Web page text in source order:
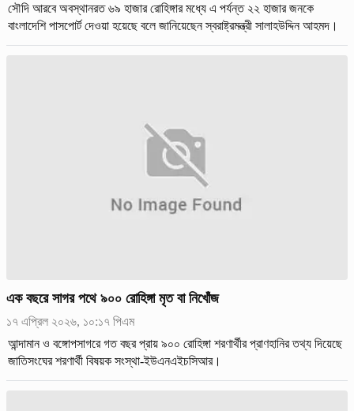
সৌদি আরবে অবস্থানরত ৬৯ হাজার রোহিঙ্গার মধ্যে এ পর্যন্ত ২২ হাজার জনকে
বাংলাদেশি পাসপোর্ট দেওয়া হয়েছে বলে জানিয়েছেন স্বরাষ্ট্রমন্ত্রী সালাহউদ্দিন আহমদ।
এক বছরে সাগর পথে ৯০০ রোহিঙ্গা মৃত বা নিখোঁজ
১৭ এপ্রিল ২০২৬, ১০:১৭ পিএম
আন্দামান ও বঙ্গোপসাগরে গত বছর প্রায় ৯০০ রোহিঙ্গা শরণার্থীর প্রাণহানির তথ্য দিয়েছে
জাতিসংঘের শরণার্থী বিষয়ক সংস্থা-ইউএনএইচসিআর।